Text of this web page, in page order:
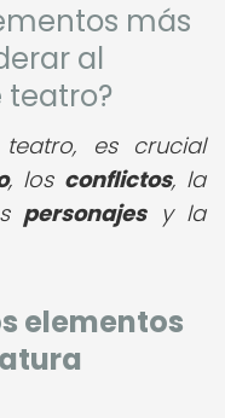
más
al
teatro?
es crucial
, los conflictos, la
personajesy la
elementos